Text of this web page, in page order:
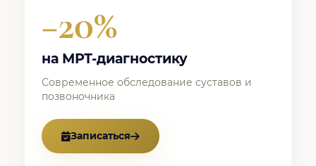
−20%
на МРТ-диагностику
Современное обследование суставов и
позвоночника
Записаться